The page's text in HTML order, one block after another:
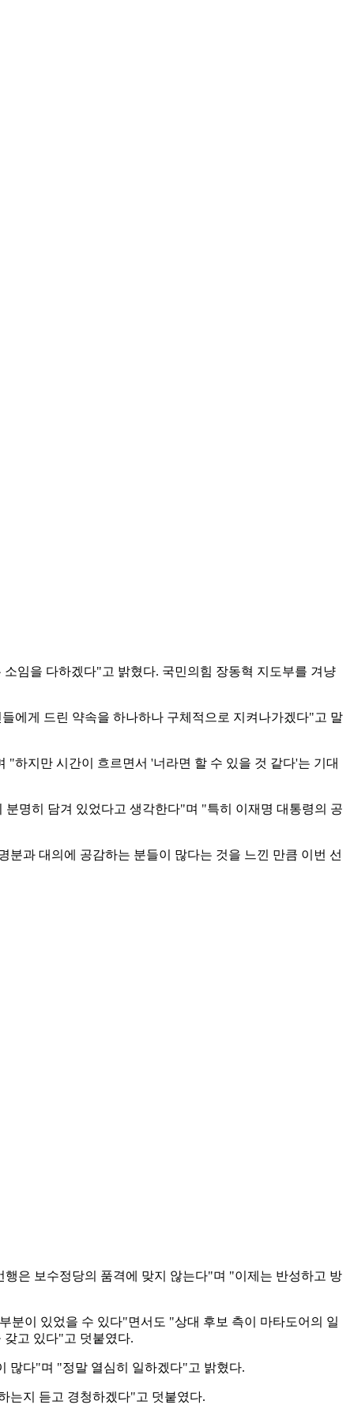
임을 다하겠다"고 밝혔다. 국민의힘 장동혁 지도부를 겨냥
에게 드린 약속을 하나하나 구체적으로 지켜나가겠다"고 말
하지만 시간이 흐르면서 '너라면 할 수 있을 것 같다'는 기대
명히 담겨 있었다고 생각한다"며 "특히 이재명 대통령의 공
과 대의에 공감하는 분들이 많다는 것을 느낀 만큼 이번 선
은 보수정당의 품격에 맞지 않는다"며 "이제는 반성하고 방
분이 있었을 수 있다"면서도 "상대 후보 측이 마타도어의 일
고 있다"고 덧붙였다.
많다"며 "정말 열심히 일하겠다"고 밝혔다.
는지 듣고 경청하겠다"고 덧붙였다.